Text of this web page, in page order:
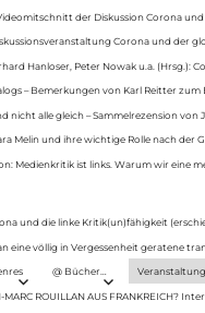
der Diskussion Corona und
Corona und der
Hanloser, Peter Nowak u.a. (Hrsg.):
– Bemerkungen von Karl Reitter
nicht alle gleich – Sammelrezension von
Melin und ihre wichtige Rolle nach der
Medienkritik ist links. Warum wir eine
und die linke Kritik(un)fähigkeit
eine völlig in Vergessenheit geratene
@ Bücher…
MARC ROUILLAN AUS FRANKREICH?